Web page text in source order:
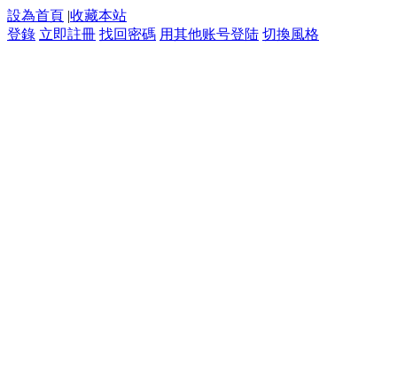
設為首頁 |收藏本站
登錄 立即註冊 找回密碼 用其他账号登陆 切換風格